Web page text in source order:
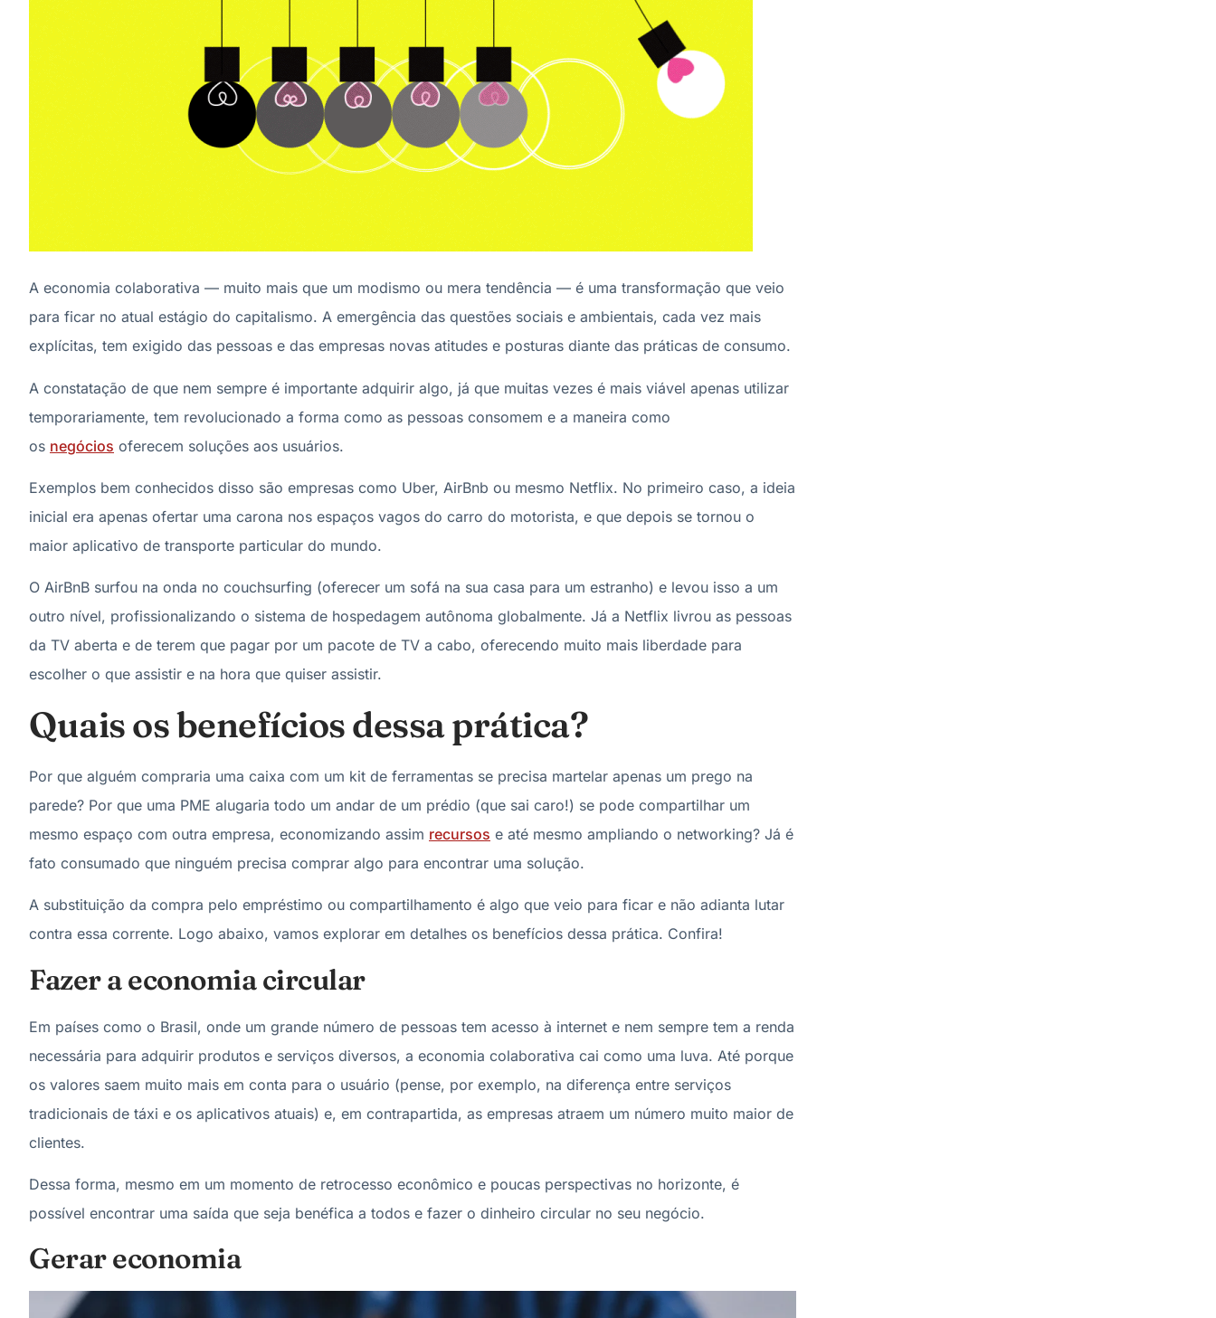
A economia colaborativa — muito mais que um modismo ou mera tendência — é uma transformação que veio
para ficar no atual estágio do capitalismo. A emergência das questões sociais e ambientais, cada vez mais
explícitas, tem exigido das pessoas e das empresas novas atitudes e posturas diante das práticas de consumo.
A constatação de que nem sempre é importante adquirir algo, já que muitas vezes é mais viável apenas utilizar
temporariamente, tem revolucionado a forma como as pessoas consomem e a maneira como
os negócios oferecem soluções aos usuários.
Exemplos bem conhecidos disso são empresas como Uber, AirBnb ou mesmo Netflix. No primeiro caso, a ideia
inicial era apenas ofertar uma carona nos espaços vagos do carro do motorista, e que depois se tornou o
maior aplicativo de transporte particular do mundo.
O AirBnB surfou na onda no couchsurfing (oferecer um sofá na sua casa para um estranho) e levou isso a um
outro nível, profissionalizando o sistema de hospedagem autônoma globalmente. Já a Netflix livrou as pessoas
da TV aberta e de terem que pagar por um pacote de TV a cabo, oferecendo muito mais liberdade para
escolher o que assistir e na hora que quiser assistir.
Quais os benefícios dessa prática?
Por que alguém compraria uma caixa com um kit de ferramentas se precisa martelar apenas um prego na
parede? Por que uma PME alugaria todo um andar de um prédio (que sai caro!) se pode compartilhar um
mesmo espaço com outra empresa, economizando assim recursos e até mesmo ampliando o networking? Já é
fato consumado que ninguém precisa comprar algo para encontrar uma solução.
A substituição da compra pelo empréstimo ou compartilhamento é algo que veio para ficar e não adianta lutar
contra essa corrente. Logo abaixo, vamos explorar em detalhes os benefícios dessa prática. Confira!
Fazer a economia circular
Em países como o Brasil, onde um grande número de pessoas tem acesso à internet e nem sempre tem a renda
necessária para adquirir produtos e serviços diversos, a economia colaborativa cai como uma luva. Até porque
os valores saem muito mais em conta para o usuário (pense, por exemplo, na diferença entre serviços
tradicionais de táxi e os aplicativos atuais) e, em contrapartida, as empresas atraem um número muito maior de
clientes.
Dessa forma, mesmo em um momento de retrocesso econômico e poucas perspectivas no horizonte, é
possível encontrar uma saída que seja benéfica a todos e fazer o dinheiro circular no seu negócio.
Gerar economia